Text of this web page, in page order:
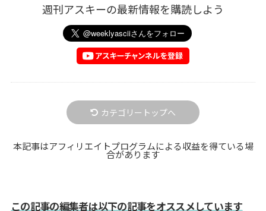
週刊アスキーの最新情報を購読しよう
カテゴリートップへ
本記事はアフィリエイトプログラムによる収益を得ている場
合があります
この記事の編集者は以下の記事をオススメしています